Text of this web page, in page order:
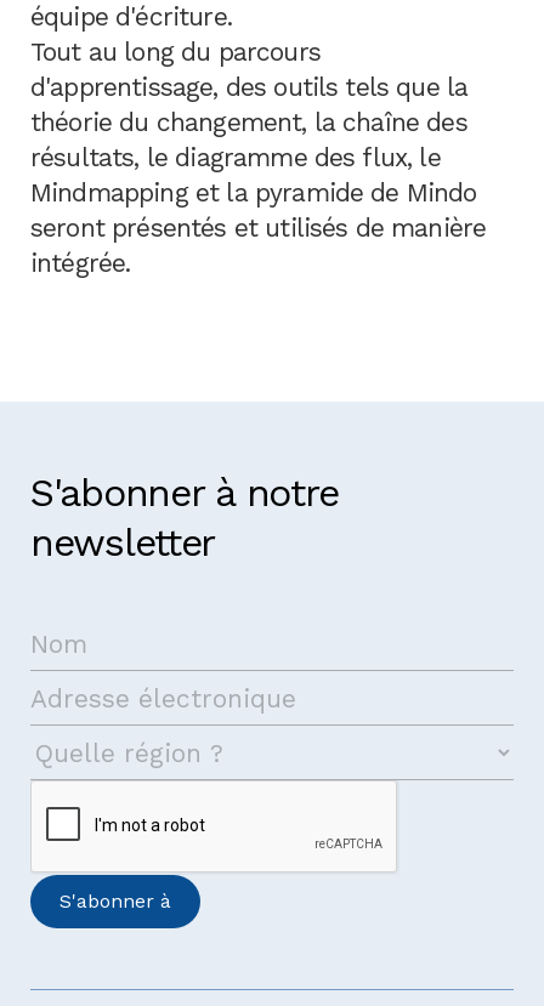
équipe d'écriture.
Tout au long du parcours
d'apprentissage, des outils tels que la
théorie du changement, la chaîne des
résultats, le diagramme des flux, le
Mindmapping et la pyramide de Mindo
seront présentés et utilisés de manière
intégrée.
S'abonner à notre
newsletter